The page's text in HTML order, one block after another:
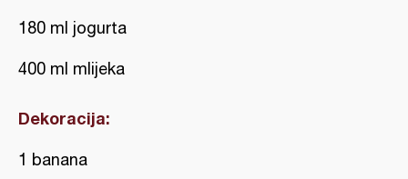
180 ml jogurta
400 ml mlijeka
Dekoracija:
1 banana